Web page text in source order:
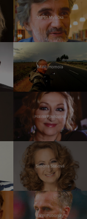
Martin Myšička
Matěj Homola
Halina Pawlovská
Simona Stašová
Karel Poborský